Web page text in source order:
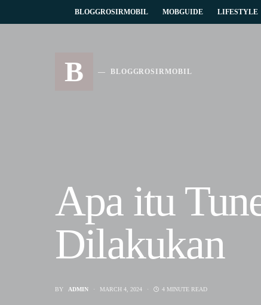
BLOGGROSIRMOBIL MOBGUIDE LIFESTYLE
B BLOGGROSIRMOBIL
Apa itu
Dilakukan
BY ADMIN MARCH 4, 2024 4 MINUTE READ